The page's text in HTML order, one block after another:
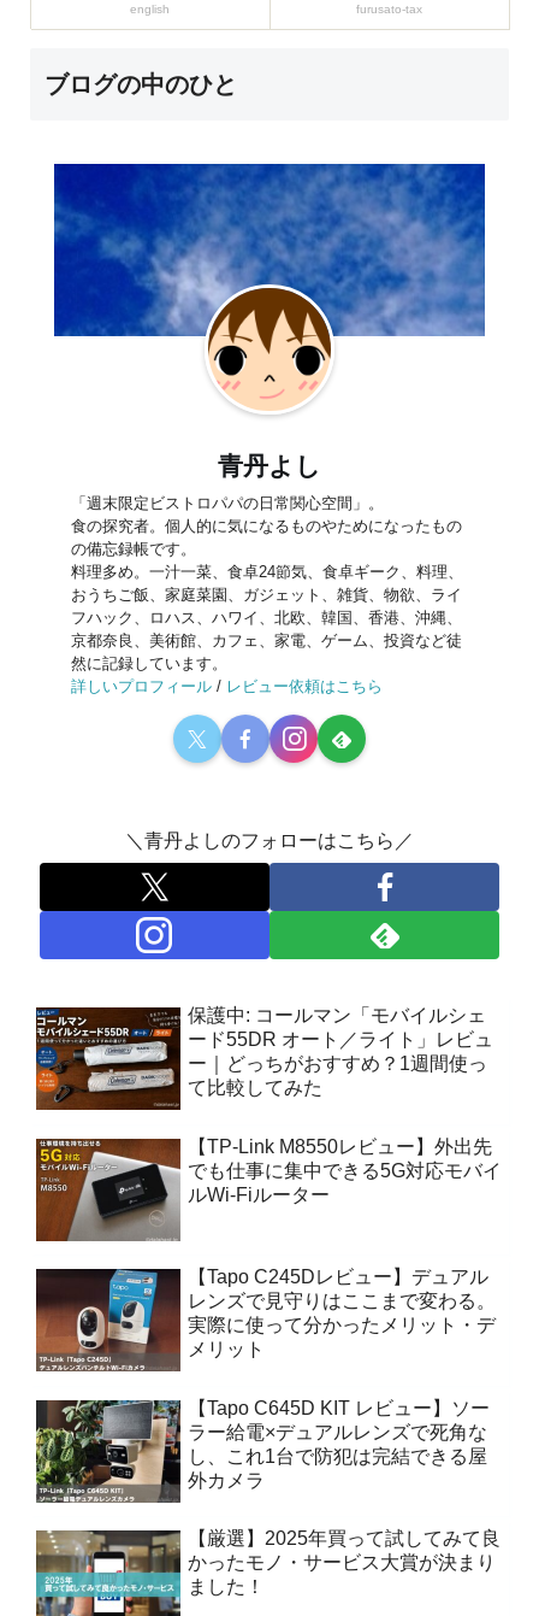
english furusato-tax
ブログの中のひと
青丹よし
「週末限定ビストロパパの日常関心空間」。
食の探究者。個人的に気になるものやためになったもの
の備忘録帳です。
料理多め。一汁一菜、食卓24節気、食卓ギーク、料理、
おうちご飯、家庭菜園、ガジェット、雑貨、物欲、ライ
フハック、ロハス、ハワイ、北欧、韓国、香港、沖縄、
京都奈良、美術館、カフェ、家電、ゲーム、投資など徒
然に記録しています。
詳しいプロフィール / レビュー依頼はこちら
＼青丹よしのフォローはこちら／
保護中: コールマン「モバイルシェ
ード55DR オート／ライト」レビュ
ー｜どっちがおすすめ？1週間使っ
て比較してみた
【TP-Link M8550レビュー】外出先
でも仕事に集中できる5G対応モバイ
ルWi-Fiルーター
【Tapo C245Dレビュー】デュアル
レンズで見守りはここまで変わる。
実際に使って分かったメリット・デ
メリット
【Tapo C645D KIT レビュー】ソー
ラー給電×デュアルレンズで死角な
し、これ1台で防犯は完結できる屋
外カメラ
【厳選】2025年買って試してみて良
かったモノ・サービス大賞が決まり
ました！